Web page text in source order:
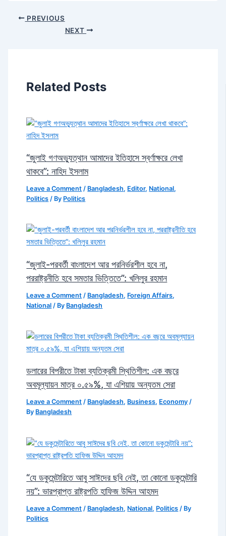
PREVIOUS
NEXT
Related Posts
“জুলাই গণঅভ্যুত্থান আমাদের ইতিহাসে স্বর্ণাক্ষরে লেখা
থাকবে”: নাহিদ ইসলাম
Leave a Comment / Bangladesh, Editor, National,
Politics / By Politics
“জুলাই-পরবর্তী বাংলাদেশ আর পরনির্ভরশীল হবে না,
পররাষ্ট্রনীতি হবে সমতার ভিত্তিতে”: খলিলুর রহমান
Leave a Comment / Bangladesh, Foreign Affairs,
National / By Bangladesh
ডলারের বিপরীতে টাকা ব্যতিক্রমী স্থিতিশীল: এক বছরে
অবমূল্যায়ন মাত্র ০.৫৯%, যা এশিয়ায় অন্যতম সেরা
Leave a Comment / Bangladesh, Business, Economy /
By Bangladesh
“যে ডকুমেন্টারিতে আবু সাঈদের ছবি নেই, তা কোনো ডকুমেন্টারি
নয়”: ভারপ্রাপ্ত রাষ্ট্রপতি হাফিজ উদ্দিন আহমদ
Leave a Comment / Bangladesh, National, Politics / By
Politics